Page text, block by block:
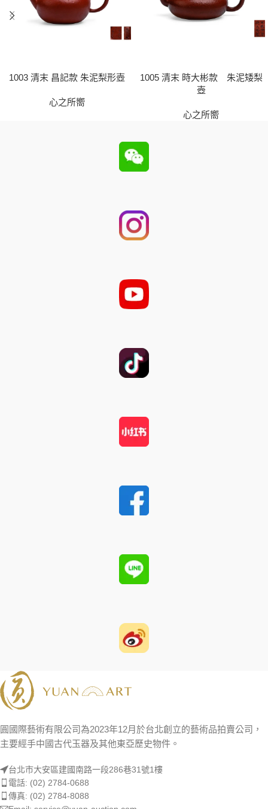
1003 清末 昌記款 朱泥梨形壺
心之所嚮
1005 清末 時大彬款 朱泥矮梨
壺
心之所嚮
圓國際藝術有限公司為2023年12月於台北創立的藝術品拍賣公司，
主要經手中國古代玉器及其他東亞歷史物件。
台北市大安區建國南路一段286巷31號1樓
電話: (02) 2784-0688
傳真: (02) 2784-8088